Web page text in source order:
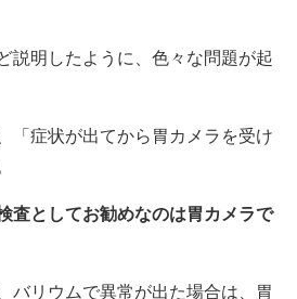
説明したように、色々な問題が起
「症状が出てから胃カメラを受け
査としてお勧めなのは胃カメラで
バリウムで異常が出た場合は、胃